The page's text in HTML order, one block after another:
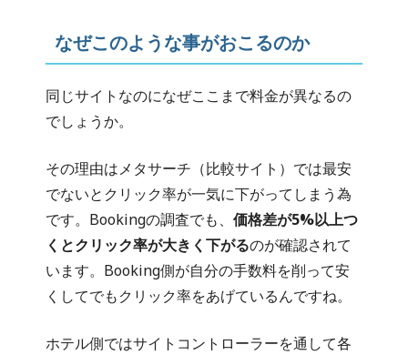
なぜこのような事がおこるのか
同じサイトなのになぜここまで料金が異なるの
でしょうか。
その理由はメタサーチ（比較サイト）では最安
でないとクリック率が一気に下がってしまう為
です。Bookingの調査でも、 価格差が5%以上つ
くとクリック率が大きく下がるのが確認されて
います。Booking側が自分の手数料を削って安
くしてでもクリック率をあげているんですね。
ホテル側ではサイトコントローラーを通して各